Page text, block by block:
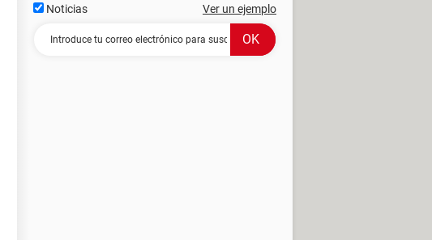
Noticias Ver un ejemplo